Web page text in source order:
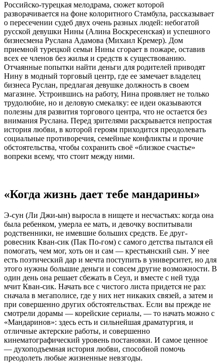
Российско-турецкая мелодрама, сюжет которой
разворачивается на фоне колоритного Стамбула, рассказывает
о пересечении судеб двух очень разных людей: небогатой
русской девушки Нины (Алина Воскресенская) и успешного
бизнесмена Руслана Адамова (Михаил Кремер). Дом
приемной турецкой семьи Нины сгорает в пожаре, оставив
всех ее членов без жилья и средств к существованию.
Отчаянные попытки найти деньги для родителей приводят
Нину в модный торговый центр, где ее замечает владелец
бизнеса Руслан, предлагая девушке должность в своем
магазине. Устроившись на работу, Нина проявляет не только
трудолюбие, но и деловую смекалку: ее идеи оказываются
полезны для развития торгового центра, что не остается без
внимания Руслана. Перед зрителями раскрывается непростая
история любви, в которой героям приходится преодолевать
социальные противоречия, семейные конфликты и прочие
обстоятельства, чтобы сохранить своё «близкое счастье»
вопреки всему, что стоит между ними.
«Когда жизнь дает тебе мандарины»
Э-сун (Ли Джи-ын) выросла в нищете и несчастьях: когда она
была ребенком, умерла ее мать, и девочку воспитывали
родственники, не имевшие больших средств. Ее друг-
ровесник Кван-сик (Пак По-гом) с самого детства пытался ей
помогать, чем мог, хоть он и сам — крестьянский сын. У нее
есть поэтический дар и мечта поступить в университет, но для
этого нужны большие деньги и совсем другие возможности. В
один день она решает сбежать в Сеул, и вместе с ней туда
мчит Кван-сик. Начать все с чистого листа придется не раз:
сначала в мегаполисе, где у них нет никаких связей, а затем и
при совершенно других обстоятельствах. Если вы прежде не
смотрели дорамы — корейские сериалы, — то начать можно с
«Мандаринов»: здесь есть и сильнейшая драматургия, и
отличные актерские работы, и совершенно
кинематографический уровень постановки. И самое ценное
— духоподъемная история любви, способной помочь
преодолеть любые жизненные невзгоды.